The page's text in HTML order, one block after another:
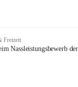
Freizeit
Nassleistungsbewerb